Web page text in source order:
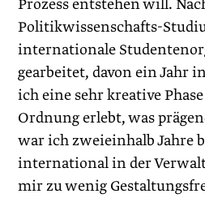
Prozess entstehen will.
Politikwissenschafts-
internationale
gearbeitet, davon ein Jahr
ich eine sehr kreative
Ordnung erlebt, was
war ich zweieinhalb Jahre
international in der
mir zu wenig